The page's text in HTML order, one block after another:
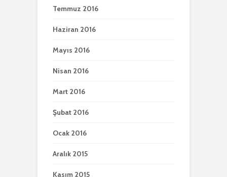
Temmuz 2016
Haziran 2016
Mayıs 2016
Nisan 2016
Mart 2016
Şubat 2016
Ocak 2016
Aralık 2015
Kasım 2015